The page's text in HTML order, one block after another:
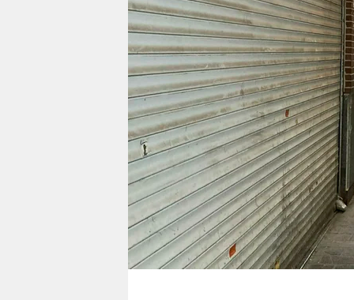
wahrheit
verlag
verlag
veranstaltungen
shop
fragen & hilfe
unterstützen
abo
genossenschaft